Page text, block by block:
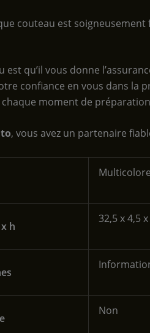
couteau est
qu’il vous donne
confiance en vous dans la
moment de
, vous avez un partenaire
‎Multicolore
h
‎32,5 x 4,5
‎Non